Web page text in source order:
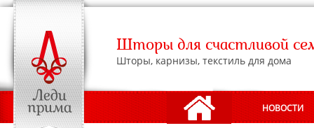
Шторы для счастливой
Шторы, карнизы, текстиль для дома
НОВОСТИ